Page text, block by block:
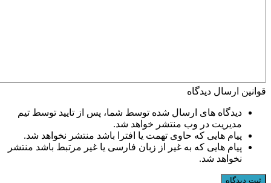
قوانین ارسال دیدگاه
دیدگاه های ارسال شده توسط شما، پس از تایید توسط تیم
مدیریت در وب منتشر خواهد شد.
پیام هایی که حاوی تهمت یا افترا باشد منتشر نخواهد شد.
پیام هایی که به غیر از زبان فارسی یا غیر مرتبط باشد منتشر
نخواهد شد.
ثبت دیدگاه